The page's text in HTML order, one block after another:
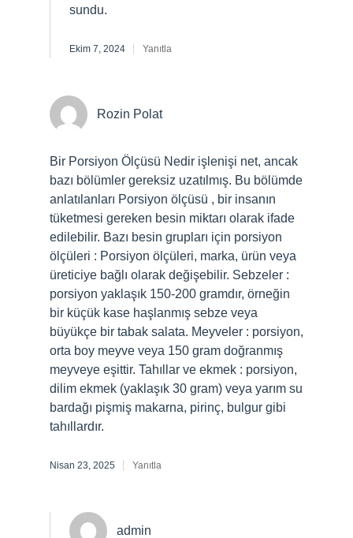
sundu.
Ekim 7, 2024 Yanıtla
Rozin Polat
Bir Porsiyon Ölçüsü Nedir işlenişi net, ancak
bazı bölümler gereksiz uzatılmış. Bu bölümde
anlatılanları Porsiyon ölçüsü , bir insanın
tüketmesi gereken besin miktarı olarak ifade
edilebilir. Bazı besin grupları için porsiyon
ölçüleri : Porsiyon ölçüleri, marka, ürün veya
üreticiye bağlı olarak değişebilir. Sebzeler :
porsiyon yaklaşık 150-200 gramdır, örneğin
bir küçük kase haşlanmış sebze veya
büyükçe bir tabak salata. Meyveler : porsiyon,
orta boy meyve veya 150 gram doğranmış
meyveye eşittir. Tahıllar ve ekmek : porsiyon,
dilim ekmek (yaklaşık 30 gram) veya yarım su
bardağı pişmiş makarna, pirinç, bulgur gibi
tahıllardır.
Nisan 23, 2025 Yanıtla
admin